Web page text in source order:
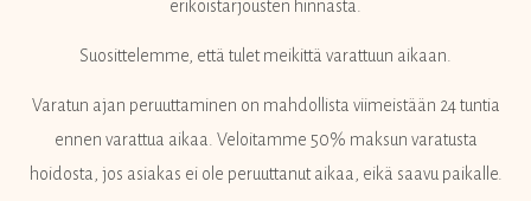
erikoistarjousten hinnasta.
Suosittelemme, että tulet meikittä varattuun aikaan.
Varatun ajan peruuttaminen on mahdollista viimeistään 24 tuntia
ennen varattua aikaa. Veloitamme 50% maksun varatusta
hoidosta, jos asiakas ei ole peruuttanut aikaa, eikä saavu paikalle.